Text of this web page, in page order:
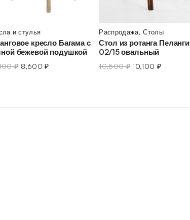
и стулья
кресло Багама с
бежевой подушкой
₽ 8,600₽
Распродажа,Столы
Стол из ротанга Пеланги
02/15 овальный
10,500₽ 10,100 ₽